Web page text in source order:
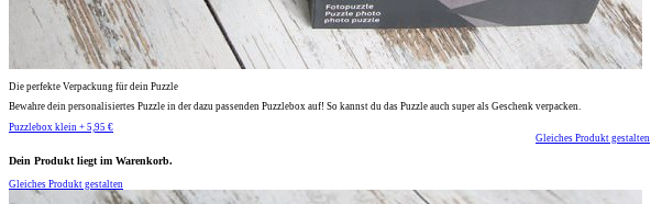
Die perfekte Verpackung für dein Puzzle
Bewahre dein personalisiertes Puzzle in der dazu passenden Puzzlebox auf! So kannst du das Puzzle auch super als Geschenk verpacken.
Puzzlebox klein + 5,95 €
Gleiches Produkt gestalten
Dein Produkt liegt im Warenkorb.
Gleiches Produkt gestalten